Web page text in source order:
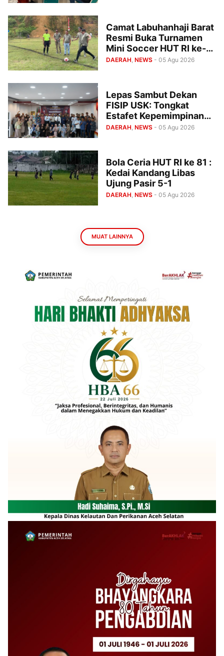
Camat Labuhanhaji Barat
Resmi Buka Turnamen
Mini Soccer HUT RI ke-
81
DAERAH, NEWS - 05 Agu 2026
Lepas Sambut Dekan
FISIP USK: Tongkat
Estafet Kepemimpinan
Beralih kepada Dr.
DAERAH, NEWS - 05 Agu 2026
Bola Ceria HUT RI ke 81 :
Kedai Kandang Libas
Ujung Pasir 5-1
DAERAH, NEWS - 05 Agu 2026
MUAT LAINNYA